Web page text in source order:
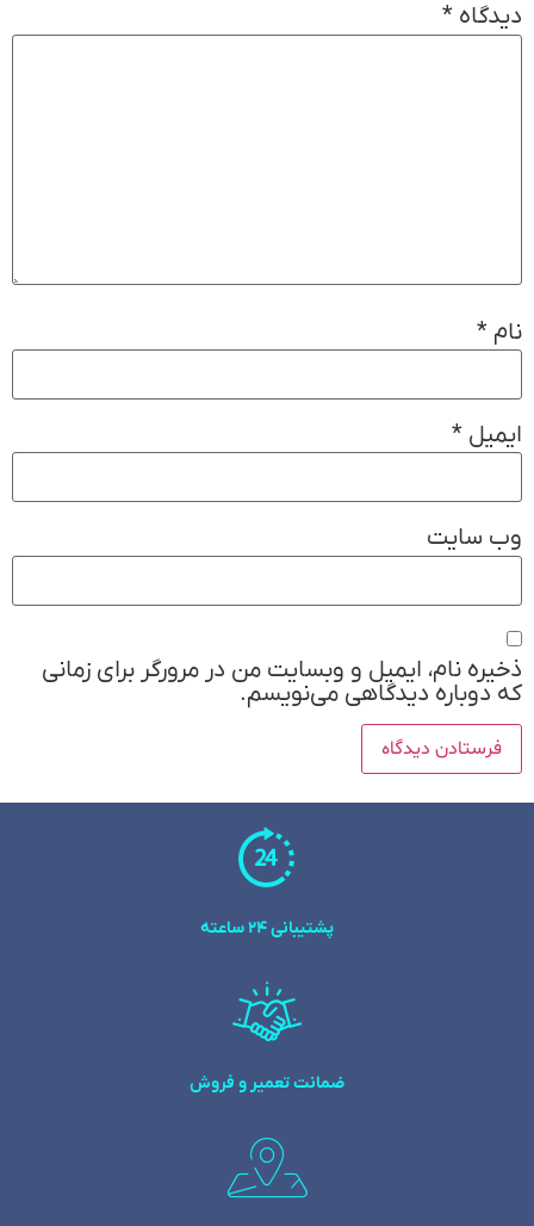
دیدگاه *
نام *
ایمیل *
وب‌ سایت
ذخیره نام، ایمیل و وبسایت من در مرورگر برای زمانی
که دوباره دیدگاهی می‌نویسم.
پشتیبانی 24 ساعته
ضمانت تعمیر و فروش